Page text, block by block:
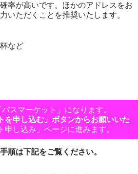
率が高いです。ほかのアドレスをお
いただくことを推奨いたします。
など
スマーケット」になります。
を申し込む」ボタンからお願いいた
し込み」ページに進みます。
順は下記をご覧ください。